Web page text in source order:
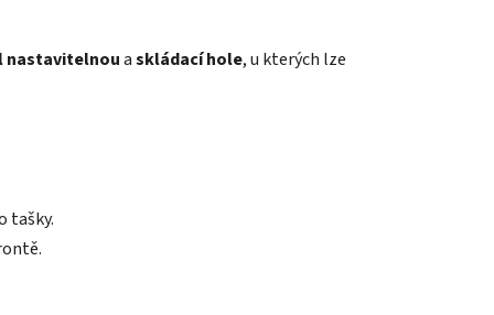
nastavitelnouaskládací hole, u kterých lze
tašky.